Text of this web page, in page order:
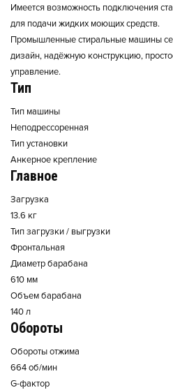
Имеется возможность подключения
для подачи жидких моющих средств.
Промышленные стиральные машины
дизайн, надёжную конструкцию,
управление.
Тип
Тип машины
Неподрессоренная
Тип установки
Анкерное крепление
Главное
Загрузка
13.6 кг
Тип загрузки / выгрузки
Фронтальная
Диаметр барабана
610 мм
Объем барабана
140 л
Обороты
Обороты отжима
664 об/мин
G-фактор